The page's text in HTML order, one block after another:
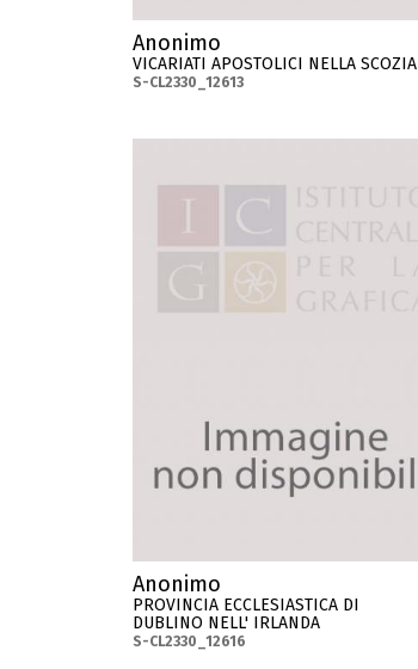
Anonimo
VICARIATI APOSTOLICI NELLA SCOZIA
S-CL2330_12613
Anonimo
PROVINCIA ECCLESIASTICA DI
DUBLINO NELL' IRLANDA
S-CL2330_12616